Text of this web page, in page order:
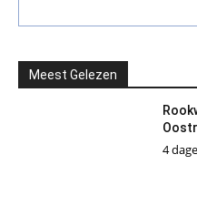
Meest Gelezen
4